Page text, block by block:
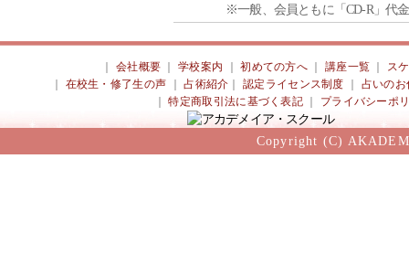
※一般、会員ともに「CD-R」代
会社概要 ｜学校案内 ｜初めての方へ 講座一覧
ス
在校生・修了生の声 ｜占術紹介 ｜認定ライセンス制度
占いのお
｜特定商取引法に基づく表記 プライバシーポ
Copyright (C)